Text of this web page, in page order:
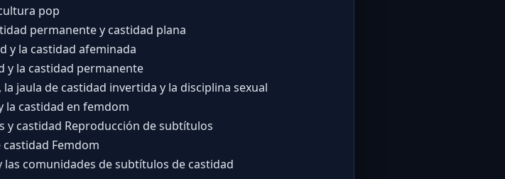
pop
permanente y castidad plana
y la castidad afeminada
y la castidad permanente
jaula de castidad invertida y la disciplina sexual
la castidad en femdom
y castidad Reproducción de subtítulos
Femdom
comunidades de subtítulos de castidad